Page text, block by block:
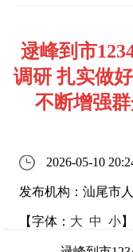
逯峰到市
调研 扎实做
不断增强
2026-05-10
发布机构：汕尾市
【字体： 大 中 小】